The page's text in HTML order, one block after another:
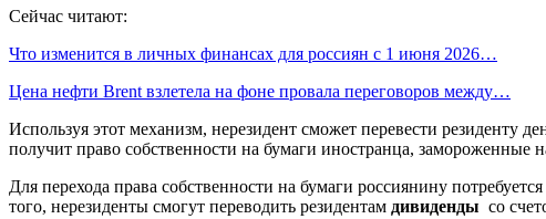
Сейчас читают:
Что изменится в личных финансах для россиян с 1 июня 2026…
Цена нефти Brent взлетела на фоне провала переговоров между…
Используя этот механизм, нерезидент сможет перевести резиденту
получит право собственности на бумаги иностранца,
Для перехода права собственности на бумаги россиянину
того, нерезиденты смогут переводить резидентам дивиденды со